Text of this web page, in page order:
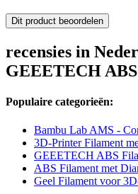
Dit product beoordelen
recensies in
GEEETECH
Populaire categorieën:
Bambu Lab AMS -
3D-Printer Filament
GEEETECH ABS
ABS Filament met
Geel Filament voor